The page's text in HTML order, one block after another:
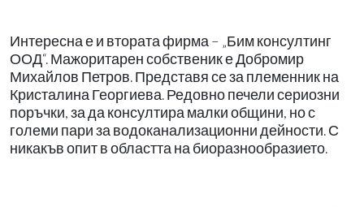
Интересна е и втората фирма – „Бим консултинг
ООД“. Мажоритарен собственик е Добромир
Михайлов Петров. Представя се за племенник на
Кристалина Георгиева. Редовно печели сериозни
поръчки, за да консултира малки общини, но с
големи пари за водоканализационни дейности. С
никакъв опит в областта на биоразнообразието.